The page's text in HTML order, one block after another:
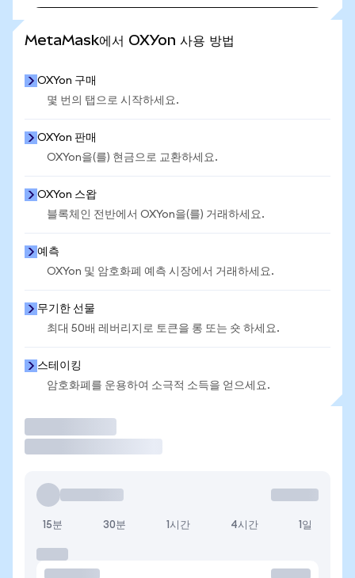
MetaMask에서 OXYon 사용 방법
OXYon 구매
몇 번의 탭으로 시작하세요.
OXYon 판매
OXYon을(를) 현금으로 교환하세요.
OXYon 스왑
블록체인 전반에서 OXYon을(를) 거래하세요.
예측
OXYon 및 암호화폐 예측 시장에서 거래하세요.
무기한 선물
최대 50배 레버리지로 토큰을 롱 또는 숏 하세요.
스테이킹
암호화폐를 운용하여 소극적 소득을 얻으세요.
15분 30분 1시간 4시간 1일